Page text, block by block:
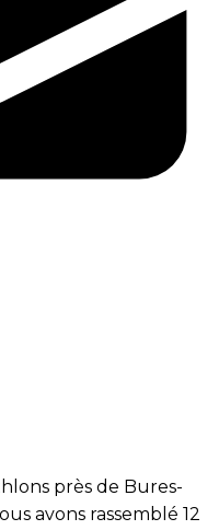
près de Bures-
avons rassemblé 12